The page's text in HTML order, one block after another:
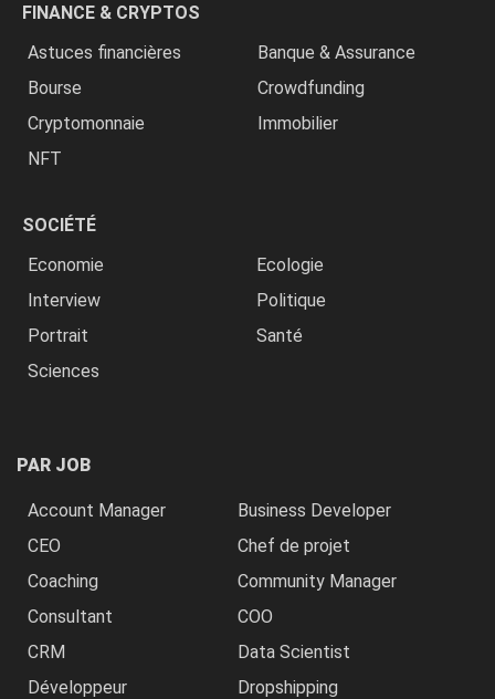
FINANCE & CRYPTOS
Astuces financières
Banque & Assurance
Bourse
Crowdfunding
Cryptomonnaie
Immobilier
NFT
SOCIÉTÉ
Economie
Ecologie
Interview
Politique
Portrait
Santé
Sciences
PAR JOB
Account Manager
Business Developer
CEO
Chef de projet
Coaching
Community Manager
Consultant
COO
CRM
Data Scientist
Développeur
Dropshipping